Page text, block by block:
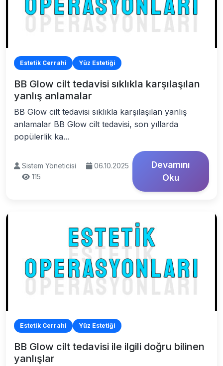
Estetik Cerrahi Yüz Estetiği
BB Glow cilt tedavisi sıklıkla karşılaşılan
yanlış anlamalar
BB Glow cilt tedavisi sıklıkla karşılaşılan yanlış
anlamalar BB Glow cilt tedavisi, son yıllarda
popülerlik ka...
Sistem Yöneticisi
06.10.2025
115
Devamını
Oku
Estetik Cerrahi Yüz Estetiği
BB Glow cilt tedavisi ile ilgili doğru bilinen
yanlışlar